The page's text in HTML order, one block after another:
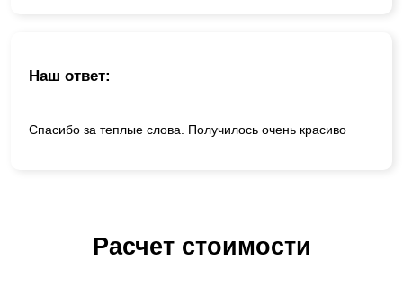
Наш ответ:
Спасибо за теплые слова. Получилось очень красиво
Расчет стоимости